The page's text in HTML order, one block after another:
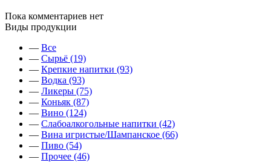
Пока комментариев нет
Виды продукции
— Все
— Сырьё (19)
— Крепкие напитки (93)
— Водка (93)
— Ликеры (75)
— Коньяк (87)
— Вино (124)
— Слабоалкогольные напитки (42)
— Вина игристые/Шампанское (66)
— Пиво (54)
— Прочее (46)